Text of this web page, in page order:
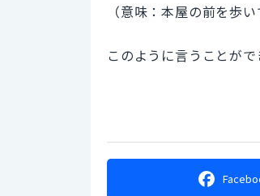
（意味：本屋の前を歩
このように言うことがで